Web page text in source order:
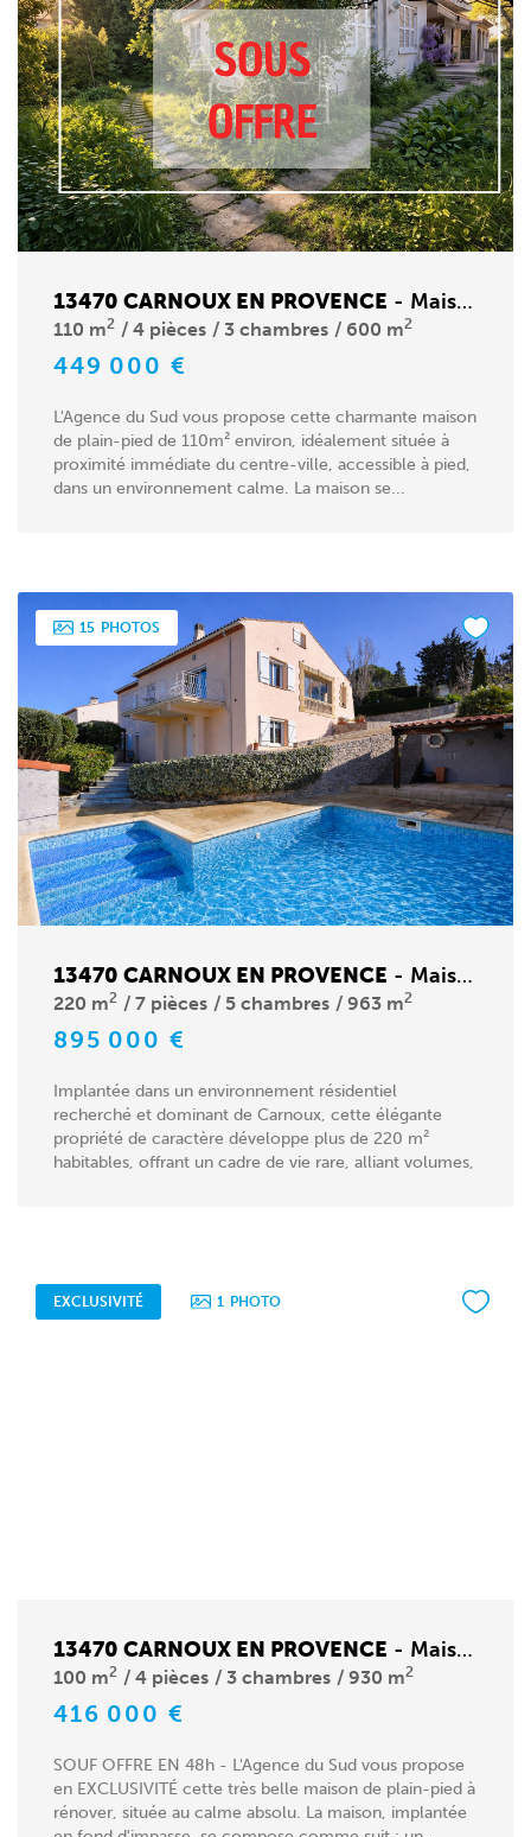
13470 CARNOUX EN PROVENCE - Maison
110 m2 4 pièces 3 chambres 600 m2
449 000 €
L'Agence du Sud vous propose cette charmante maison
de plain-pied de 110m² environ, idéalement située à
proximité immédiate du centre-ville, accessible à pied,
dans un environnement calme. La maison se...
15 PHOTOS
13470 CARNOUX EN PROVENCE - Maison
220 m2 7 pièces 5 chambres 963 m2
895 000 €
Implantée dans un environnement résidentiel
recherché et dominant de Carnoux, cette élégante
propriété de caractère développe plus de 220 m²
habitables, offrant un cadre de vie rare, alliant volumes,
EXCLUSIVITÉ 1 PHOTO
13470 CARNOUX EN PROVENCE - Maison
100 m2 4 pièces 3 chambres 930 m2
416 000 €
SOUF OFFRE EN 48h - L'Agence du Sud vous propose
en EXCLUSIVITÉ cette très belle maison de plain-pied à
rénover, située au calme absolu. La maison, implantée